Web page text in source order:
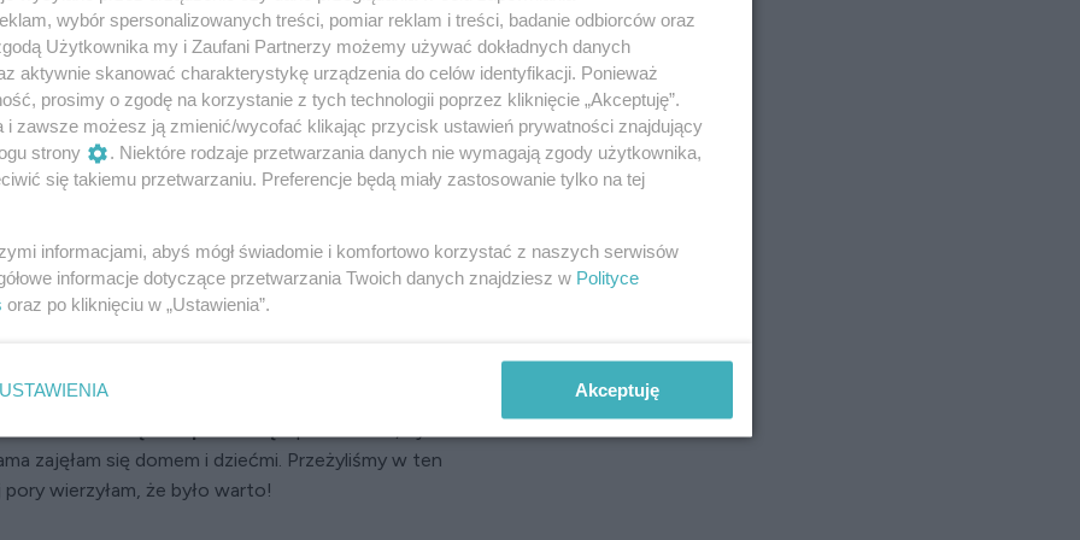
fotelu, czułam, jakbym za moment miała
schowane w paczce, a do oczu nagle
pomyślałam. Zaraz potem przyszła
która przysłała mi tę paczkę?”.
Kilka sekund później przyszedł SMS,
pani prezent. Ale chyba niepotrzebnie.
się za godzinę w kawiarni na rogu waszej
poszłam do sypialni, by się ubrać, a przez
w poduszkę, otulona zapachem wody
podkoszulek. „To jakaś manipulacja!”,
mnie kocha, okazuje mi to na każdym kroku, a ja
marzenia”.
korporacji, o wyjazdach zagranicznych,
oddałam mężowi pałeczkę
zajęłam się domem i dziećmi. Przeżyliśmy w ten
wierzyłam, że było warto!
wybór spersonalizowanych treści, pomiar reklam i treści, badanie odbiorców oraz
Użytkownika my i Zaufani Partnerzy możemy używać dokładnych danych
aktywnie skanować charakterystykę urządzenia do celów identyfikacji. Ponieważ
prosimy o zgodę na korzystanie z tych technologii poprzez kliknięcie „Akceptuję”.
i zawsze możesz ją zmienić/wycofać klikając przycisk ustawień prywatności znajdujący
strony
. Niektóre rodzaje przetwarzania danych nie wymagają zgody użytkownika,
się takiemu przetwarzaniu. Preferencje będą miały zastosowanie tylko na tej
informacjami, abyś mógł świadomie i komfortowo korzystać z naszych serwisów
informacje dotyczące przetwarzania Twoich danych znajdziesz w Polityce
oraz po kliknięciu w „Ustawienia”.
USTAWIENIA Akceptuję